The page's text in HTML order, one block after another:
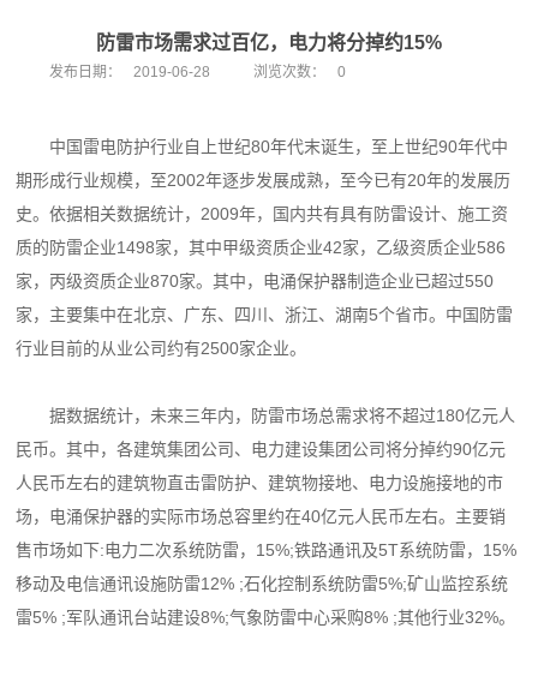
防雷市场需求过百亿，电力将分掉约15%
发布日期： 2019-06-28 浏览次数： 0
中国雷电防护行业自上世纪80年代末诞生，至上世纪90年代中
期形成行业规模，至2002年逐步发展成熟，至今已有20年的发展历
史。依据相关数据统计，2009年，国内共有具有防雷设计、施工资
质的防雷企业1498家，其中甲级资质企业42家，乙级资质企业586
家，丙级资质企业870家。其中，电涌保护器制造企业已超过550
家，主要集中在北京、广东、四川、浙江、湖南5个省市。中国防雷
行业目前的从业公司约有2500家企业。
据数据统计，未来三年内，防雷市场总需求将不超过180亿元人
民币。其中，各建筑集团公司、电力建设集团公司将分掉约90亿元
人民币左右的建筑物直击雷防护、建筑物接地、电力设施接地的市
场，电涌保护器的实际市场总容里约在40亿元人民币左右。主要销
售市场如下:电力二次系统防雷，15%;铁路通讯及5T系统防雷，15%
移动及电信通讯设施防雷12% ;石化控制系统防雷5%;矿山监控系统
雷5% ;军队通讯台站建设8%;气象防雷中心采购8% ;其他行业32%。